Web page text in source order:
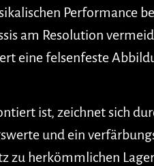
Performance
am Resolution
eine felsenfeste
ist, zeichnet sich
und ein
zu herkömmlichen